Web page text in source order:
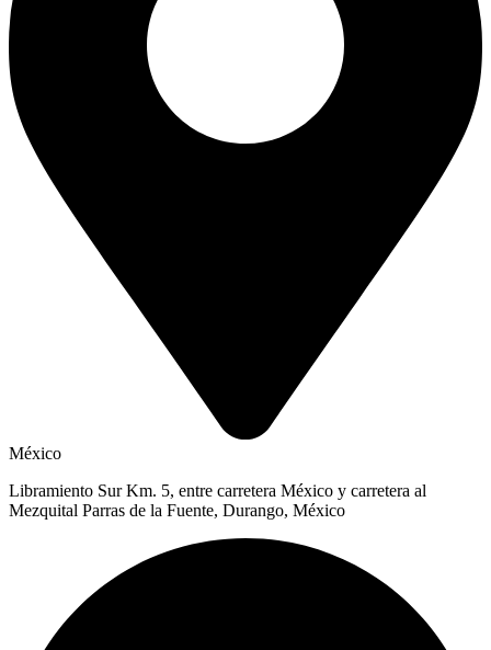
México
Libramiento Sur Km. 5, entre carretera México y carretera al
Mezquital Parras de la Fuente, Durango, México